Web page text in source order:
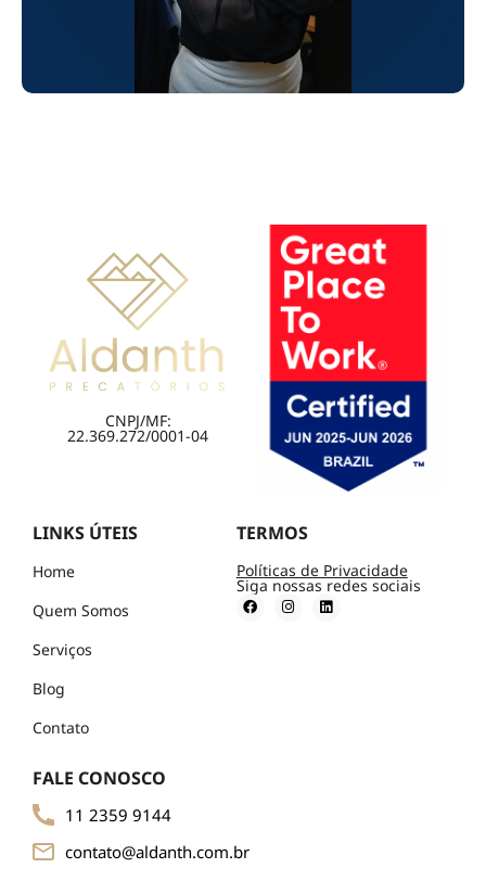
CNPJ/MF:
22.369.272/0001-04
LINKS ÚTEIS
Home
Quem Somos
Serviços
Blog
Contato
TERMOS
Políticas de Privacidade
Siga nossas redes sociais
FALE CONOSCO
11 2359 9144
contato@aldanth.com.br